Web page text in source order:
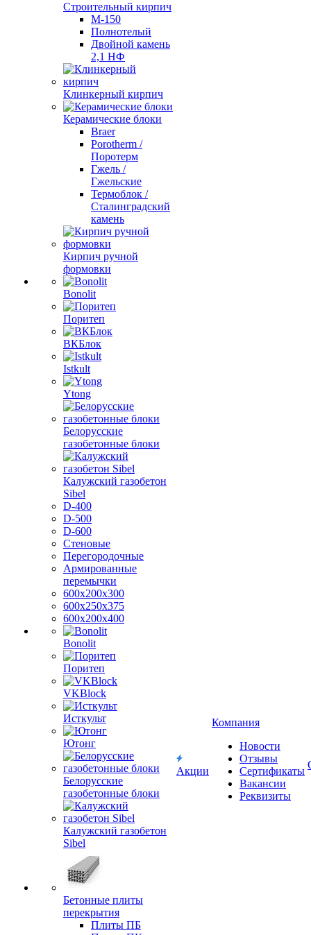
Строительный кирпич
М-150
Полнотелый
Двойной камень
2,1 НФ
Клинкерный кирпич
Керамические блоки
Braer
Porotherm /
Поротерм
Гжель /
Гжельские
Термоблок /
Сталинградский
камень
Кирпич ручной
формовки
Bonolit
Поритеп
ВКБлок
Istkult
Ytong
Белорусские
газобетонные блоки
Калужский газобетон
Sibel
D-400
D-500
D-600
Стеновые
Перегородочные
Армированные
перемычки
600х200х300
600х250х375
600х200х400
Bonolit
Поритеп
VKBlock
Исткульт
Ютонг
Белорусские
газобетонные блоки
Калужский газобетон
Sibel
Бетонные плиты
перекрытия
Плиты ПБ
Акции
Компания
Новости
Отзывы
Сертификаты
Вакансии
Реквизиты